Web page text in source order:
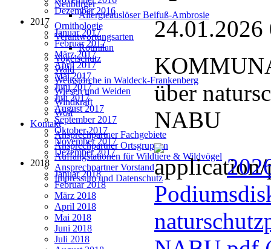
Neubürger
Allergieauslöser Beifuß-Ambrosie
Ornithologie
Verantwortungsarten
Rotmilan
Vogelschutz
Wald
Weißstörche in Waldeck-Frankenberg
Wiesen und Weiden
Windkraft
Wolf
Kontakt
Ansprechpartner Fachgebiete
Ansprechpartner Ortsgruppen
Auffangstationen für Wildtiere & Wildvögel
Ansprechpartner Vorstand
Impressum und Datenschutz
Dezember 2016
2017
Januar 2017
Februar 2017
März 2017
April 2017
Mai 2017
Juni 2017
Juli 2017
August 2017
September 2017
Oktober 2017
November 2017
Dezember 2017
2018
Januar 2018
Februar 2018
März 2018
April 2018
Mai 2018
Juni 2018
Juli 2018
24.01.2026
über
NABU